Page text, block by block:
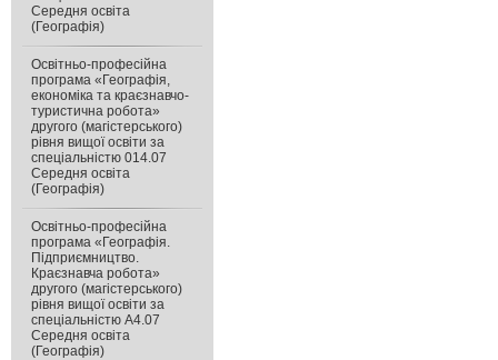
Середня освіта
(Географія)
Освітньо-професійна
програма «Географія,
економіка та краєзнавчо-
туристична робота»
другого (магістерського)
рівня вищої освіти за
спеціальністю 014.07
Середня освіта
(Географія)
Освітньо-професійна
програма «Географія.
Підприємництво.
Краєзнавча робота»
другого (магістерського)
рівня вищої освіти за
спеціальністю А4.07
Середня освіта
(Географія)